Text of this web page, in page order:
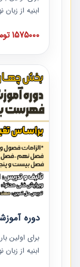
ابنیه از
ردیف ها و
دوره به
دوره با
مشاور در امر
همکارانی
توصیه می
1575000 تومان
دوره
برای اولین
ابنیه از
ردیف ها و